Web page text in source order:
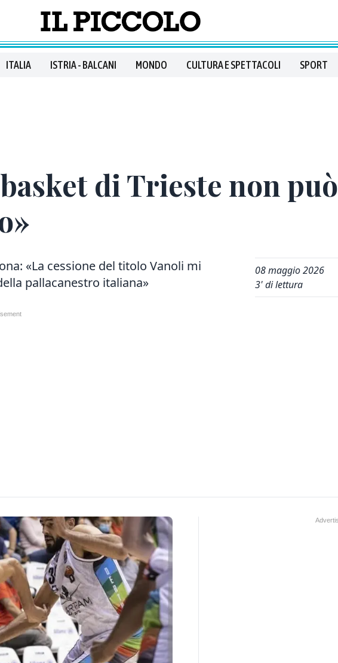
ITALIA ISTRIA - BALCANI MONDO CULTURA E SPETTACOLI SPORT
di Trieste non può
«La cessione del titolo Vanoli mi
pallacanestro italiana»
08 maggio 2026
3' di lettura